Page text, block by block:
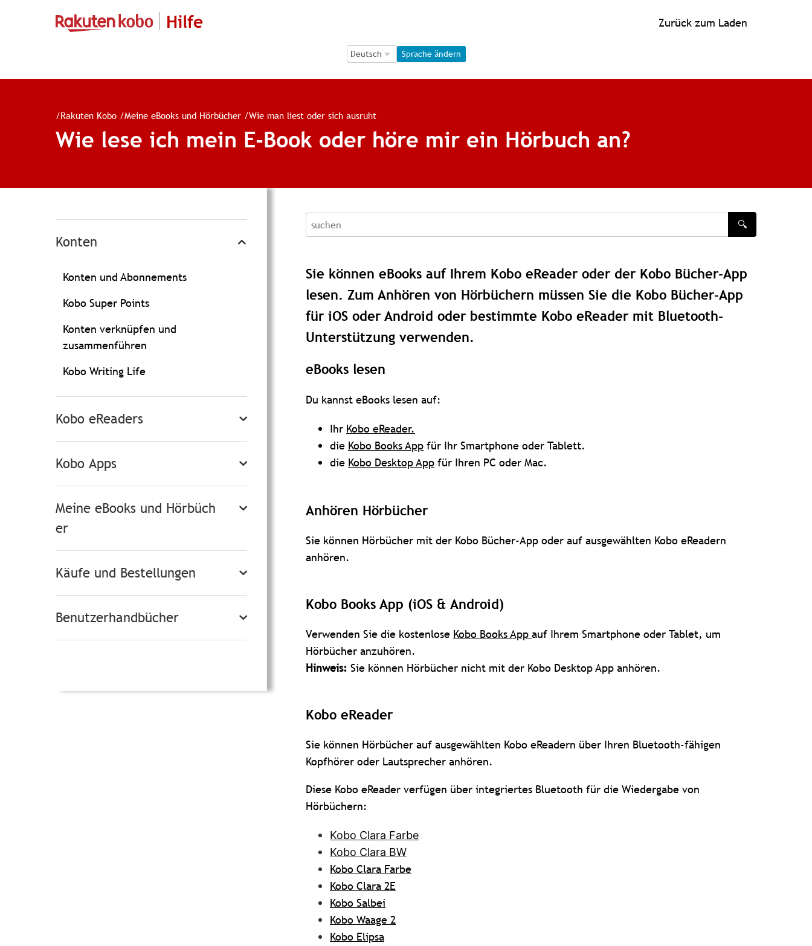
Hilfe Zurück zum Laden
Language Selection
Language Selection
Sprache ändern
/Rakuten Kobo /Meine eBooks und Hörbücher /Wie man liest oder sich ausruht
Wie lese ich mein E-Book oder höre mir ein Hörbuch an?
Konten
Konten und Abonnements
Kobo Super Points
Konten verknüpfen und
zusammenführen
Kobo Writing Life
Kobo eReaders
Kobo Apps
Meine eBooks und Hörbüch
er
Käufe und Bestellungen
Benutzerhandbücher
recherche
🔍
Sie können eBooks auf Ihrem Kobo eReader oder der Kobo Bücher-App
lesen. Zum Anhören von Hörbüchern müssen Sie die Kobo Bücher-App
für iOS oder Android oder bestimmte Kobo eReader mit Bluetooth-
Unterstützung verwenden.
eBooks lesen
Du kannst eBooks lesen auf:
Ihr Kobo eReader.
die Kobo Books App für Ihr Smartphone oder Tablett.
die Kobo Desktop App für Ihren PC oder Mac.
Anhören Hörbücher
Sie können Hörbücher mit der Kobo Bücher-App oder auf ausgewählten Kobo eReadern
anhören.
Kobo Books App (iOS & Android)
Verwenden Sie die kostenlose Kobo Books App auf Ihrem Smartphone oder Tablet, um
Hörbücher anzuhören.
Hinweis: Sie können Hörbücher nicht mit der Kobo Desktop App anhören.
Kobo eReader
Sie können Hörbücher auf ausgewählten Kobo eReadern über Ihren Bluetooth-fähigen
Kopfhörer oder Lautsprecher anhören.
Diese Kobo eReader verfügen über integriertes Bluetooth für die Wiedergabe von
Hörbüchern:
Kobo Clara Farbe
Kobo Clara BW
Kobo Clara Farbe
Kobo Clara 2E
Kobo Salbei
Kobo Waage 2
Kobo Elipsa